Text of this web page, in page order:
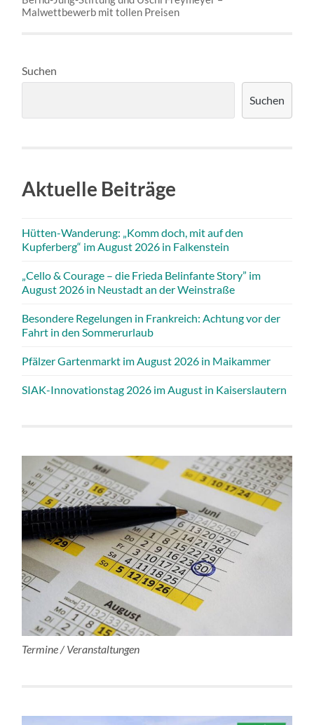
Malwettbewerb mit tollen Preisen
Suchen
Suchen
Aktuelle Beiträge
Hütten-Wanderung: „Komm doch, mit auf den
Kupferberg“ im August 2026 in Falkenstein
„Cello & Courage – die Frieda Belinfante Story” im
August 2026 in Neustadt an der Weinstraße
Besondere Regelungen in Frankreich: Achtung vor der
Fahrt in den Sommerurlaub
Pfälzer Gartenmarkt im August 2026 in Maikammer
SIAK-Innovationstag 2026 im August in Kaiserslautern
Termine / Veranstaltungen